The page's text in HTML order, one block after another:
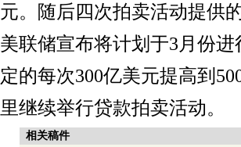
元。随后四次拍卖活动提供
美联储宣布将计划于3月份
定的每次300亿美元提高到
里继续举行贷款拍卖活动。
相关稿件